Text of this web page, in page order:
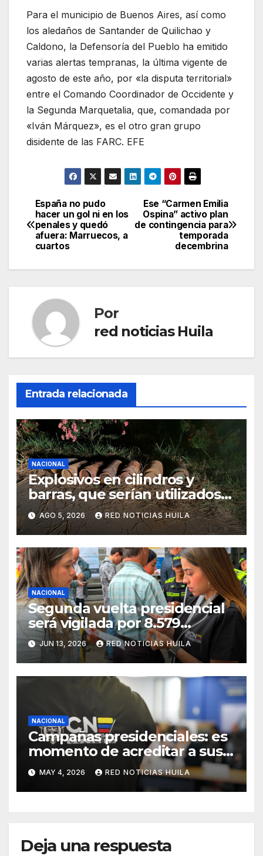
Para el municipio de Buenos Aires, así como
los aledaños de Santander de Quilichao y
Caldono, la Defensoría del Pueblo ha emitido
varias alertas tempranas, la última vigente de
agosto de este año, por «la disputa territorial»
entre el Comando Coordinador de Occidente y
la Segunda Marquetalia, que, comandada por
«Iván Márquez», es el otro gran grupo
disidente de las FARC. EFE
Navegación
de
Ese “Carmen Emilia
Ospina” activo plan
de contingencia para
temporada
decembrina
España no pudo
hacer un gol ni en los
penales y quedó
afuera: Marruecos, a
cuartos
Por
red noticias Huila
Entrada relacionada
NACIONAL
Explosivos en cilindros y
barras, que serían utilizados
en Cali, fueron incautados
por la Policía
AGO 5, 2026 RED NOTICIAS HUILA
NACIONAL
Segunda vuelta presidencial
será vigilada por 8.579
testigos electorales en el
exterior
JUN 13, 2026 RED NOTICIAS HUILA
NACIONAL
Campañas presidenciales: es
momento de acreditar a sus
auditores de sistemas para
fortalecer la vigilancia
electoral
MAY 4, 2026 RED NOTICIAS HUILA
Deja una respuesta